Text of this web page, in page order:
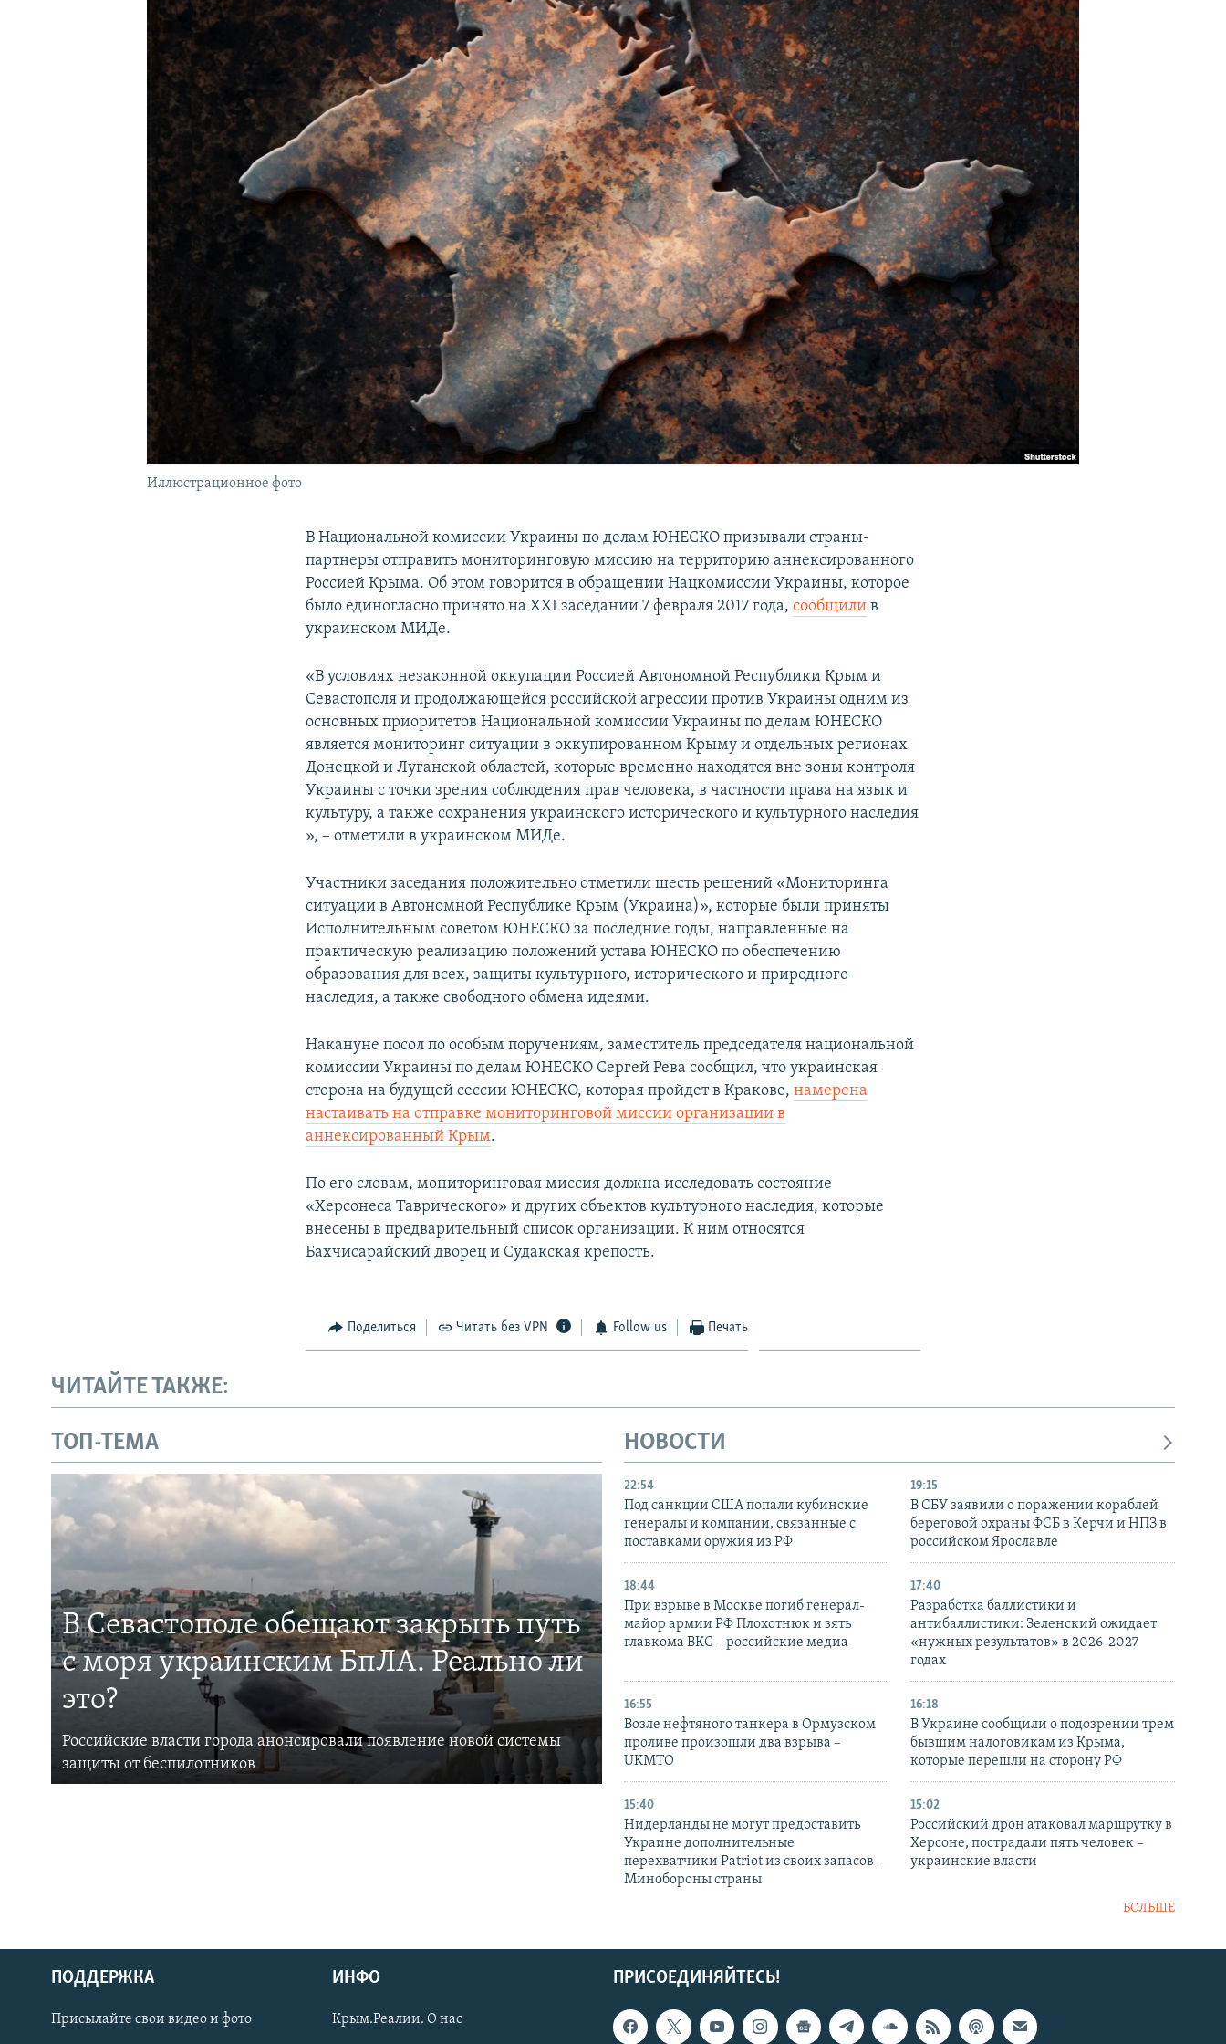
КРЫМ.НЕПОКОРЕННЫЙ
УКРАИНСКАЯ ПРОБЛЕМА КРЫМА
Українською
Иллюстрационное фото
В Национальной комиссии Украины по делам ЮНЕСКО призывали страны-
партнеры отправить мониторинговую миссию на территорию аннексированного
Россией Крыма. Об этом говорится в обращении Нацкомиссии Украины, которое
было единогласно принято на XXI заседании 7 февраля 2017 года,сообщили в
украинском МИДе.
«В условиях незаконной оккупации Россией Автономной Республики Крым и
Севастополя и продолжающейся российской агрессии против Украины одним из
основных приоритетов Национальной комиссии Украины по делам ЮНЕСКО
является мониторинг ситуации в оккупированном Крыму и отдельных регионах
Донецкой и Луганской областей, которые временно находятся вне зоны контроля
Украины с точки зрения соблюдения прав человека, в частности права на язык и
культуру, а также сохранения украинского исторического и культурного наследия
», – отметили в украинском МИДе.
Участники заседания положительно отметили шесть решений «Мониторинга
ситуации в Автономной Республике Крым (Украина)», которые были приняты
Исполнительным советом ЮНЕСКО за последние годы, направленные на
практическую реализацию положений устава ЮНЕСКО по обеспечению
образования для всех, защиты культурного, исторического и природного
наследия, а также свободного обмена идеями.
Накануне посол по особым поручениям, заместитель председателя национальной
комиссии Украины по делам ЮНЕСКО Сергей Рева сообщил, что украинская
сторона на будущей сессии ЮНЕСКО, которая пройдет в Кракове,намерена
настаивать на отправке мониторинговой миссии организации в
аннексированный Крым.
По его словам, мониторинговая миссия должна исследовать состояние
«Херсонеса Таврического» и других объектов культурного наследия, которые
внесены в предварительный список организации. К ним относятся
Бахчисарайский дворец и Судакская крепость.
Поделиться Читать без VPN Follow us Печать
ЧИТАЙТЕ ТАКЖЕ:
ТОП-ТЕМА
В Севастополе обещают закрыть путь
с моря украинским БпЛА. Реально ли
это?
Российские власти города анонсировали появление новой системы
защиты от беспилотников
НОВОСТИ
22:54
Под санкции США попали кубинские
генералы и компании, связанные с
поставками оружия из РФ
19:15
В СБУ заявили о поражении кораблей
береговой охраны ФСБ в Керчи и НПЗ в
российском Ярославле
18:44
При взрыве в Москве погиб генерал-
майор армии РФ Плохотнюк и зять
главкома ВКС – российские медиа
17:40
Разработка баллистики и
антибаллистики: Зеленский ожидает
«нужных результатов» в 2026-2027
годах
16:55
Возле нефтяного танкера в Ормузском
проливе произошли два взрыва –
UKMTO
16:18
В Украине сообщили о подозрении трем
бывшим налоговикам из Крыма,
которые перешли на сторону РФ
15:40
Нидерланды не могут предоставить
Украине дополнительные
перехватчики Patriot из своих запасов –
Минобороны страны
15:02
Российский дрон атаковал маршрутку в
Херсоне, пострадали пять человек –
украинские власти
БОЛЬШЕ
ПРИСОЕДИНЯЙТЕСЬ!
ПОДДЕРЖКА
Присылайте свои видео и фото
ИНФО
Крым.Реалии. О нас